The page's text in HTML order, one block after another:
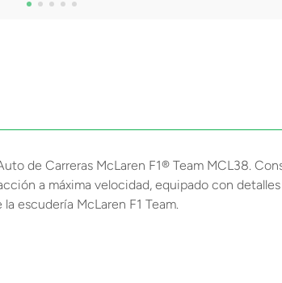
de Carreras McLaren F1® Team MCL38.
a máxima velocidad, equipado con
escudería McLaren F1 Team.